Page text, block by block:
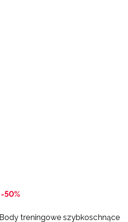
-50%
Body treningowe szybkoschnące